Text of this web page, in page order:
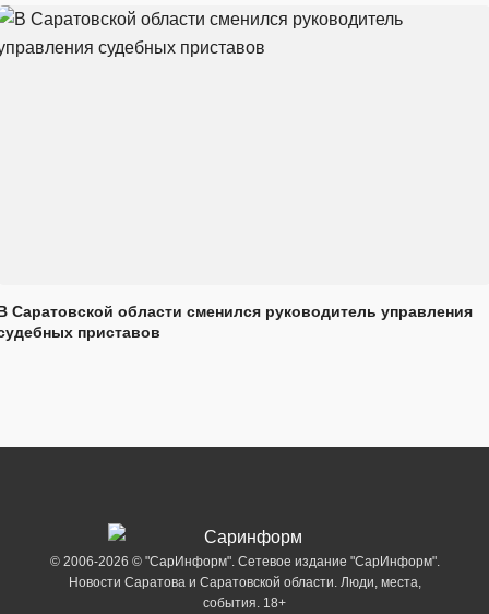
Саратовской области сменился руководитель управления
приставов
© 2006-2026 © "СарИнформ". Сетевое издание "СарИнформ".
Новости Саратова и Саратовской области. Люди, места,
события. 18+